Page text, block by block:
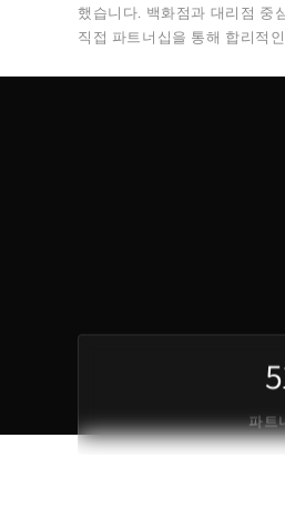
했습니다. 백화점과 대리점 중
직접 파트너십을 통해 합리적
파트